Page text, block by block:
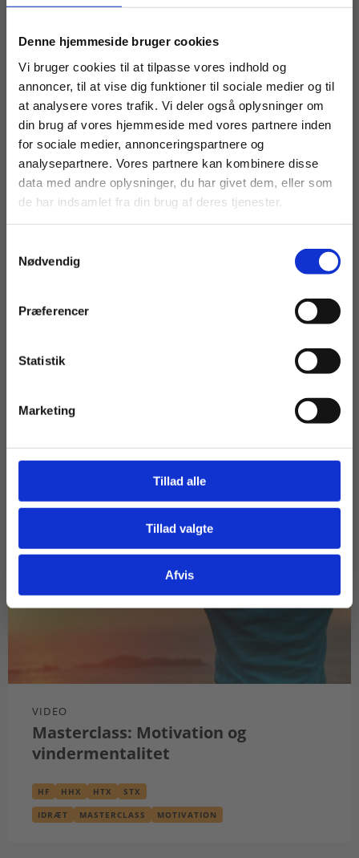
Denne hjemmeside bruger cookies
Vi bruger cookies til at tilpasse vores indhold og
annoncer, til at vise dig funktioner til sociale medier og til
at analysere vores trafik. Vi deler også oplysninger om
din brug af vores hjemmeside med vores partnere inden
for sociale medier, annonceringspartnere og
analysepartnere. Vores partnere kan kombinere disse
data med andre oplysninger, du har givet dem, eller som
de har indsamlet fra din brug af deres tjenester.
Nødvendig
Præferencer
Statistik
Marketing
Tillad alle
Tillad valgte
Afvis
39:19PODCAST
Atmosfærisk kemi og miljøkemi
HF HTX
VIDEO
Masterclass: Motivation og
vindermentalitet
HF HHX HTX STX
IDRÆT MASTERCLASS MOTIVATION
Køb læremidler og find masterclasses mm.
Fortsæt som:
For privatkunder og
studerende. Du får
vist priser inkl.
For institutioner og
virksomheder. Du
får vist priser ekskl.
Gå til praxisOnline